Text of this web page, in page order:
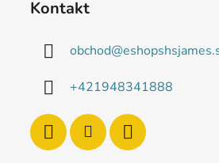
Kontakt
obchod@
+421948341888